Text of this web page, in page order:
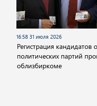
16:58 31 июля 2026
Регистрация кандидатов
политических партий
облизбиркоме